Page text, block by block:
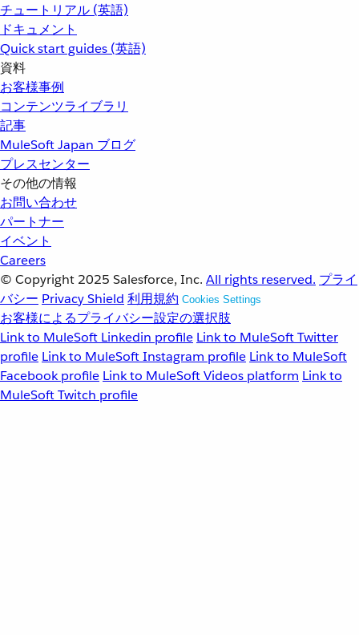
チュートリアル (英語)
ドキュメント
Quick start guides (英語)
資料
お客様事例
コンテンツライブラリ
記事
MuleSoft Japan ブログ
プレスセンター
その他の情報
お問い合わせ
パートナー
イベント
Careers
© Copyright 2025 Salesforce, Inc. All rights reserved. プライ
バシー Privacy Shield 利用規約 Cookies Settings
お客様によるプライバシー設定の選択肢
Link to MuleSoft Linkedin profile Link to MuleSoft Twitter
profile Link to MuleSoft Instagram profile Link to MuleSoft
Facebook profile Link to MuleSoft Videos platform Link to
MuleSoft Twitch profile